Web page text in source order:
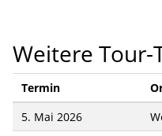
Weitere Tour-
Termin
5. Mai 2026